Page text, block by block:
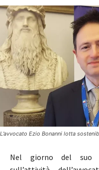
L’avvocato Ezio Bonanni lotta
Nel giorno del suo